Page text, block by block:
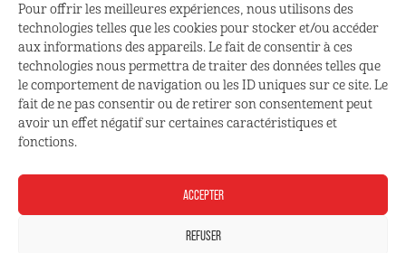
Pour offrir les meilleures expériences, nous utilisons des
technologies telles que les cookies pour stocker et/ou accéder
aux informations des appareils. Le fait de consentir à ces
technologies nous permettra de traiter des données telles que
le comportement de navigation ou les ID uniques sur ce site. Le
fait de ne pas consentir ou de retirer son consentement peut
avoir un effet négatif sur certaines caractéristiques et
fonctions.
ACCEPTER
REFUSER
CONNECTEZ VOUS !
Retrouvez les outils, infos et services qui vous sont
réservés